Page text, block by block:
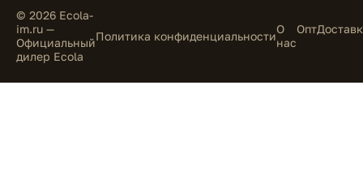
© 2026 Ecola-
im.ru —
Официальный
дилер Ecola
Политика конфиденциальностиО
нас
Опт